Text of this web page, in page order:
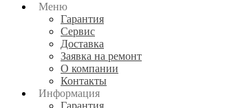
Меню
Гарантия
Сервис
Доставка
Заявка на ремонт
О компании
Контакты
Информация
Гарантия